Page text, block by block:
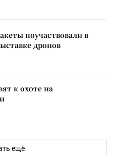
поучаствовали в
дронов
к охоте на
ещё